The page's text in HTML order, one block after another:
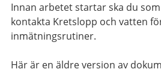
Innan arbetet startar ska du
kontakta Kretslopp och vatten
inmätningsrutiner.
Här är en äldre version av